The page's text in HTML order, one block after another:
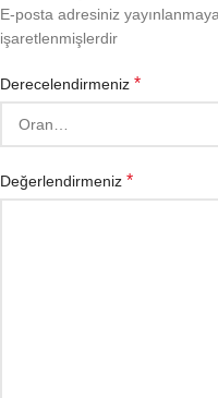
E-posta adresiniz
işaretlenmişlerdir
Derecelendirmeniz *
Değerlendirmeniz *